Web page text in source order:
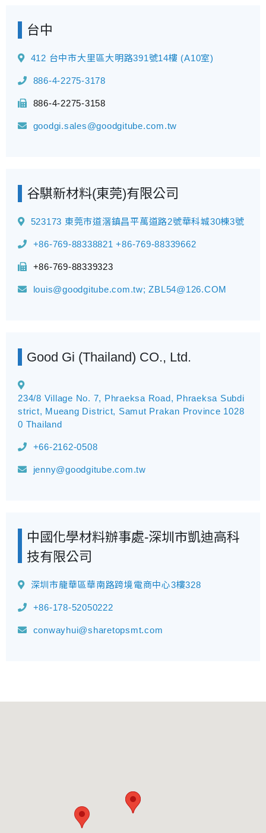
台中
412 台中市大里區大明路391號14樓 (A10室)
886-4-2275-3178
886-4-2275-3158
goodgi.sales@goodgitube.com.tw
谷騏新材料(東莞)有限公司
523173 東莞市道滘鎮昌平萬道路2號華科城30棟3號
+86-769-88338821 +86-769-88339662
+86-769-88339323
louis@goodgitube.com.tw; ZBL54@126.COM
Good Gi (Thailand) CO., Ltd.
234/8 Village No. 7, Phraeksa Road, Phraeksa Subdi
strict, Mueang District, Samut Prakan Province 1028
0 Thailand
+66-2162-0508
jenny@goodgitube.com.tw
中國化學材料辦事處-深圳市凱迪高科
技有限公司
深圳市龍華區華南路跨境電商中心3樓328
+86-178-52050222
conwayhui@sharetopsmt.com